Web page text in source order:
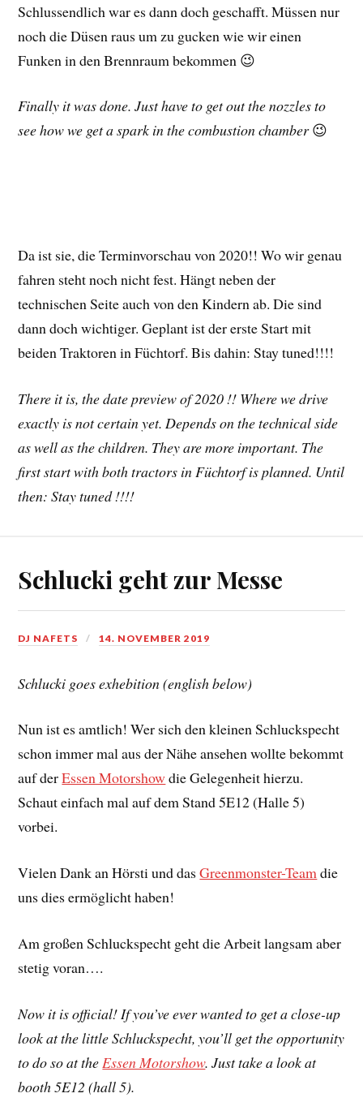
Schlussendlich war es dann doch geschafft. Müssen nur
noch die Düsen raus um zu gucken wie wir einen
Funken in den Brennraum bekommen 😉
Finally it was done. Just have to get out the nozzles to
see how we get a spark in the combustion chamber😉
Da ist sie, die Terminvorschau von 2020!! Wo wir genau
fahren steht noch nicht fest. Hängt neben der
technischen Seite auch von den Kindern ab. Die sind
dann doch wichtiger. Geplant ist der erste Start mit
beiden Traktoren in Füchtorf. Bis dahin: Stay tuned!!!!
There it is, the date preview of 2020 !! Where we drive
exactly is not certain yet. Depends on the technical side
as well as the children. They are more important. The
first start with both tractors in Füchtorf is planned. Until
then: Stay tuned !!!!
Schlucki geht zur Messe
DJ NAFETS 14. NOVEMBER 2019
Schlucki goes exhebition (english below)
Nun ist es amtlich! Wer sich den kleinen Schluckspecht
schon immer mal aus der Nähe ansehen wollte bekommt
auf derEssen Motorshowdie Gelegenheit hierzu.
Schaut einfach mal auf dem Stand 5E12 (Halle 5)
vorbei.
Vielen Dank an Hörsti und dasGreenmonster-Teamdie
uns dies ermöglicht haben!
Am großen Schluckspecht geht die Arbeit langsam aber
stetig voran….
Now it is official! If you’ve ever wanted to get a close-up
look at the little Schluckspecht, you’ll get the opportunity
to do so at the Essen Motorshow. Just take a look at
booth 5E12 (hall 5).